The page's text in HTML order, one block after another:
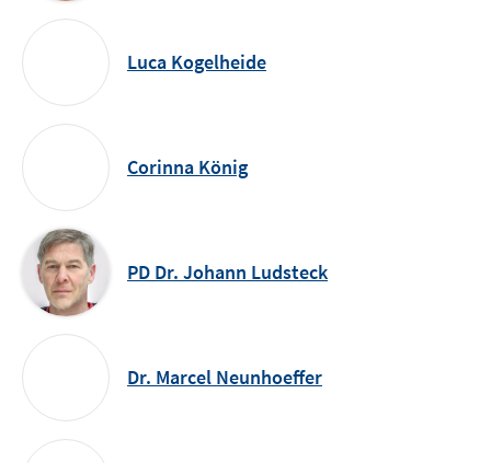
Luca Kogelheide
Corinna König
PD Dr. Johann Ludsteck
Dr. Marcel Neunhoeffer